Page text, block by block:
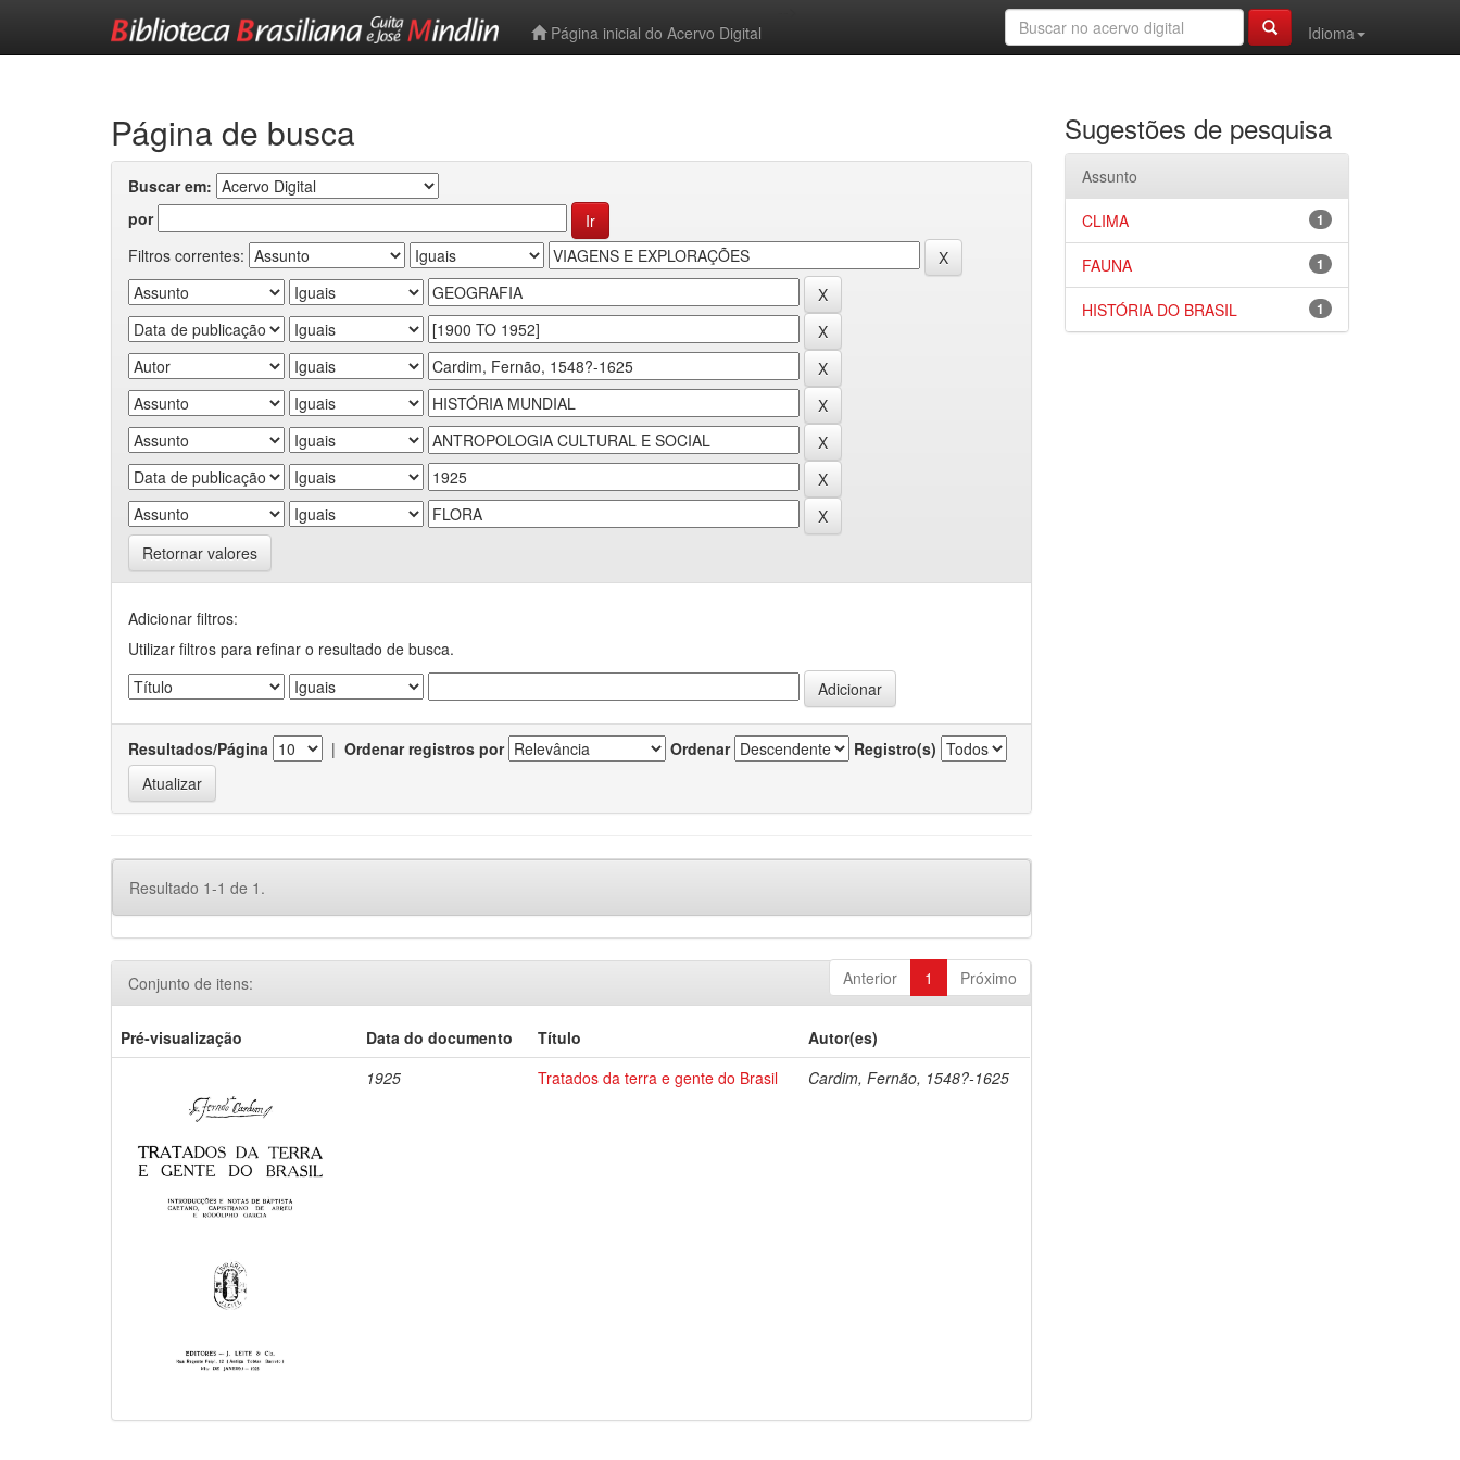
Página inicial do Acervo Digital
Idioma
Página de busca
Buscar em:
por
Filtros correntes:
Retornar valores
Adicionar filtros:
Utilizar filtros para refinar o resultado de busca.
Resultados/Página | Ordenar registros por Ordenar Registro(s)
Resultado 1-1 de 1.
Anterior 1 Próximo
Conjunto de itens:
Pré-visualização Data do documento Título
Autor(es)
1925
Tratados da terra e gente do Brasil Cardim, Fernão, 1548?-1625
Sugestões de pesquisa
Assunto
1
CLIMA
1
FAUNA
1
HISTÓRIA DO BRASIL